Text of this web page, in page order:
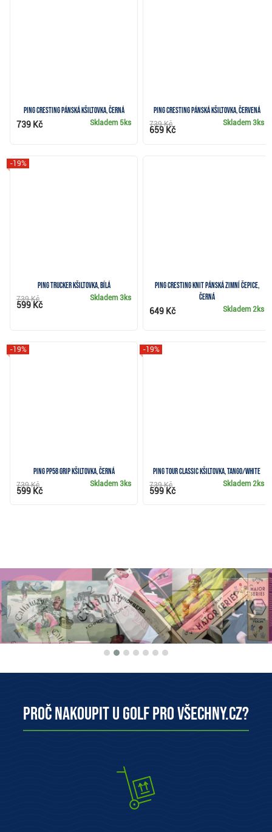
Ping Cresting pánská kšiltovka, černá
Skladem 5ks
739 Kč
Ping Cresting pánská kšiltovka, červená
Skladem3ks
739 Kč
659 Kč
Ping Trucker kšiltovka, bílá
-19%
Skladem3ks
739 Kč
599 Kč
PING Cresting Knit pánská zimní čepice,
černá
Skladem 2ks
649 Kč
Ping PP58 Grip kšiltovka, černá
-19%
Skladem3ks
739 Kč
599 Kč
PING Tour Classic kšiltovka, tango/white
-19%
Skladem2ks
739 Kč
599 Kč
Proč nakoupit u Golf pro všechny.cz?